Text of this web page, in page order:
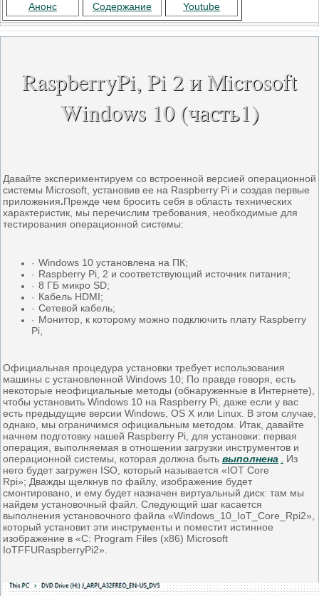
Анонс Содержание Youtube
RaspberryPi, Pi 2 и Microsoft
Windows 10 (часть1)
Давайте экспериментируем со встроенной версией операционной
системы Microsoft, установив ее на Raspberry Pi и создав первые
приложения.Прежде чем бросить себя в область технических
характеристик, мы перечислим требования, необходимые для
тестирования операционной системы:
· Windows 10 установлена ​​на ПК;
· Raspberry Pi, 2 и соответствующий источник питания;
· 8 ГБ микро SD;
· Кабель HDMI;
· Сетевой кабель;
· Монитор, к которому можно подключить плату Raspberry
Pi,
Официальная процедура установки требует использования
машины с установленной Windows 10; По правде говоря, есть
некоторые неофициальные методы (обнаруженные в Интернете),
чтобы установить Windows 10 на Raspberry Pi, даже если у вас
есть предыдущие версии Windows, OS X или Linux. В этом случае,
однако, мы ограничимся официальным методом. Итак, давайте
начнем подготовку нашей Raspberry Pi, для установки: первая
операция, выполняемая в отношении загрузки инструментов и
операционной системы, которая должна быть выполнена
Из
него будет загружен ISO, который называется «IOT Core
Rpi»; Дважды щелкнув по файлу, изображение будет
смонтировано, и ему будет назначен виртуальный диск: там мы
найдем установочный файл. Следующий шаг касается
выполнения установочного файла «Windows_10_IoT_Core_Rpi2»,
который установит эти инструменты и поместит истинное
изображение в «C: Program Files (x86) Microsoft
IoTFFURaspberryPi2».